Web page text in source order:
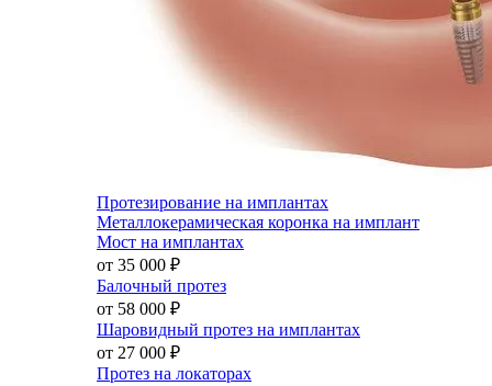
Протезирование на имплантах
Металлокерамическая коронка на имплант
Мост на имплантах
от 35 000 ₽
Балочный протез
от 58 000 ₽
Шаровидный протез на имплантах
от 27 000 ₽
Протез на локаторах